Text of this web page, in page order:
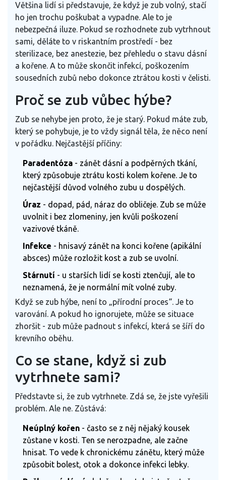
Většina lidí si představuje, že když je zub volný, stačí
ho jen trochu poškubat a vypadne. Ale to je
nebezpečná iluze. Pokud se rozhodnete zub vytrhnout
sami, děláte to v riskantním prostředí - bez
sterilizace, bez anestezie, bez přehledu o stavu dásní
a kořene. A to může skončit infekcí, poškozením
sousedních zubů nebo dokonce ztrátou kosti v čelisti.
Proč se zub vůbec hýbe?
Zub se nehybe jen proto, že je starý. Pokud máte zub,
který se pohybuje, je to vždy signál těla, že něco není
v pořádku. Nejčastější příčiny:
Paradentóza - zánět dásní a podpěrných tkání,
který způsobuje ztrátu kosti kolem kořene. Je to
nejčastější důvod volného zubu u dospělých.
Úraz - dopad, pád, náraz do obličeje. Zub se může
uvolnit i bez zlomeniny, jen kvůli poškození
vazivové tkáně.
Infekce - hnisavý zánět na konci kořene (apikální
absces) může rozložit kost a zub se uvolní.
Stárnutí - u starších lidí se kosti ztenčují, ale to
neznamená, že je normální mít volné zuby.
Když se zub hýbe, není to „přírodní proces“. Je to
varování. A pokud ho ignorujete, může se situace
zhoršit - zub může padnout s infekcí, která se šíří do
krevního oběhu.
Co se stane, když si zub
vytrhnete sami?
Představte si, že zub vytrhnete. Zdá se, že jste vyřešili
problém. Ale ne. Zůstává:
Neúplný kořen - často se z něj nějaký kousek
zůstane v kosti. Ten se nerozpadne, ale začne
hnisat. To vede k chronickému zánětu, který může
způsobit bolest, otok a dokonce infekci lebky.